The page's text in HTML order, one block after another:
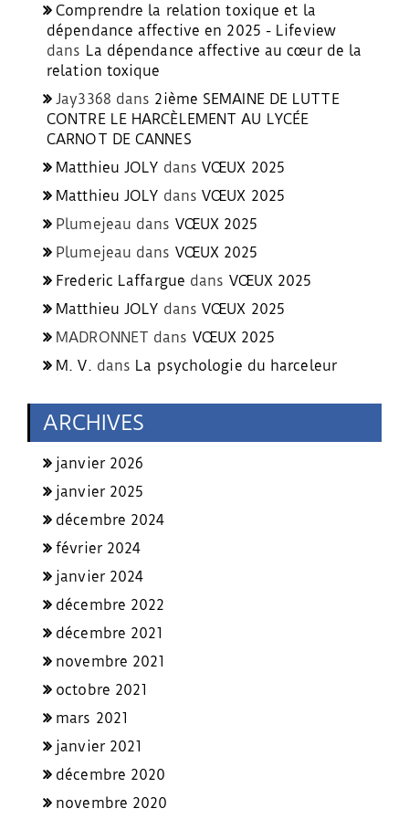
Comprendre la relation toxique et la
dépendance affective en 2025 - Lifeview
dans La dépendance affective au cœur de la
relation toxique
Jay3368 dans 2ième SEMAINE DE LUTTE
CONTRE LE HARCÈLEMENT AU LYCÉE
CARNOT DE CANNES
Matthieu JOLY dansVŒUX 2025
Matthieu JOLY dansVŒUX 2025
Plumejeau dans VŒUX 2025
Plumejeau dans VŒUX 2025
Frederic Laffargue dans VŒUX 2025
Matthieu JOLY dansVŒUX 2025
MADRONNET dans VŒUX 2025
M. V. dans La psychologie du harceleur
ARCHIVES
janvier 2026
janvier 2025
décembre 2024
février 2024
janvier 2024
décembre 2022
décembre 2021
novembre 2021
octobre 2021
mars 2021
janvier 2021
décembre 2020
novembre 2020